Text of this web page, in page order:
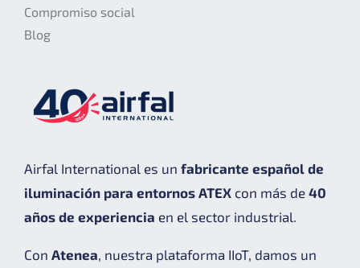
Compromiso social
Blog
Airfal International es un fabricante español de
iluminación para entornos ATEXcon más de 40
años de experiencia en el sector industrial.
Con Atenea, nuestra plataforma IIoT, damos un